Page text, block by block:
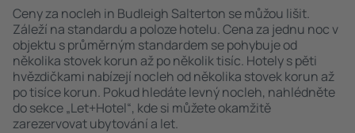
Ceny za nocleh in Budleigh Salterton se můžou lišit.
Záleží na standardu a poloze hotelu. Cena za jednu noc v
objektu s průměrným standardem se pohybuje od
několika stovek korun až po několik tisíc. Hotely s pěti
hvězdičkami nabízejí nocleh od několika stovek korun až
po tisíce korun. Pokud hledáte levný nocleh, nahlédněte
do sekce „Let+Hotel“, kde si můžete okamžitě
zarezervovat ubytování a let.